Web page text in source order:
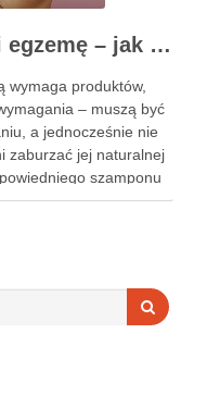
Szampon na łuszczycę i egzemę – jak świadomie dobierać produkty przy wrażliwej skórze głowy?
wymaga produktów,
– muszą być
a jednocześnie nie
zaburzać jej naturalnej
szamponu
i frustrującym, bo